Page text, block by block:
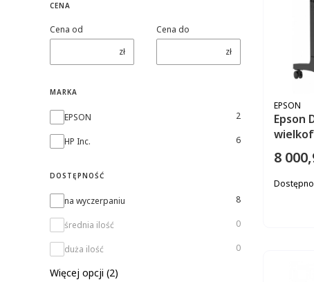
CENA
Cena od
zł
Cena do
zł
MARKA
Marka
EPSON 2
HP Inc. 6
DOSTĘPNOŚĆ
Dostępność
na wyczerpaniu 8
średnia ilość 0
duża ilość 0
Więcej opcji (2)
Epson
T5100
ink/4pl/
EPSON
Cena
8